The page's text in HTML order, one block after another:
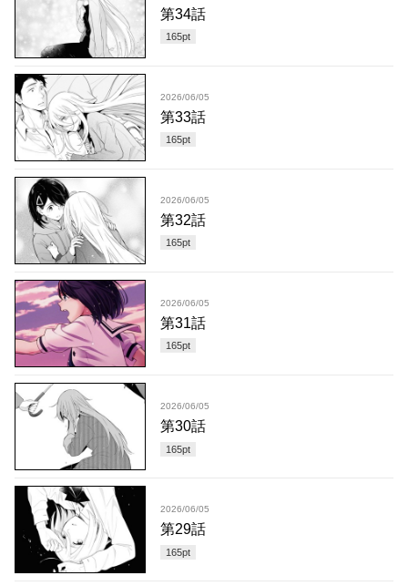
第34話
165pt
2026/06/05
第33話
165pt
2026/06/05
第32話
165pt
2026/06/05
第31話
165pt
2026/06/05
第30話
165pt
2026/06/05
第29話
165pt